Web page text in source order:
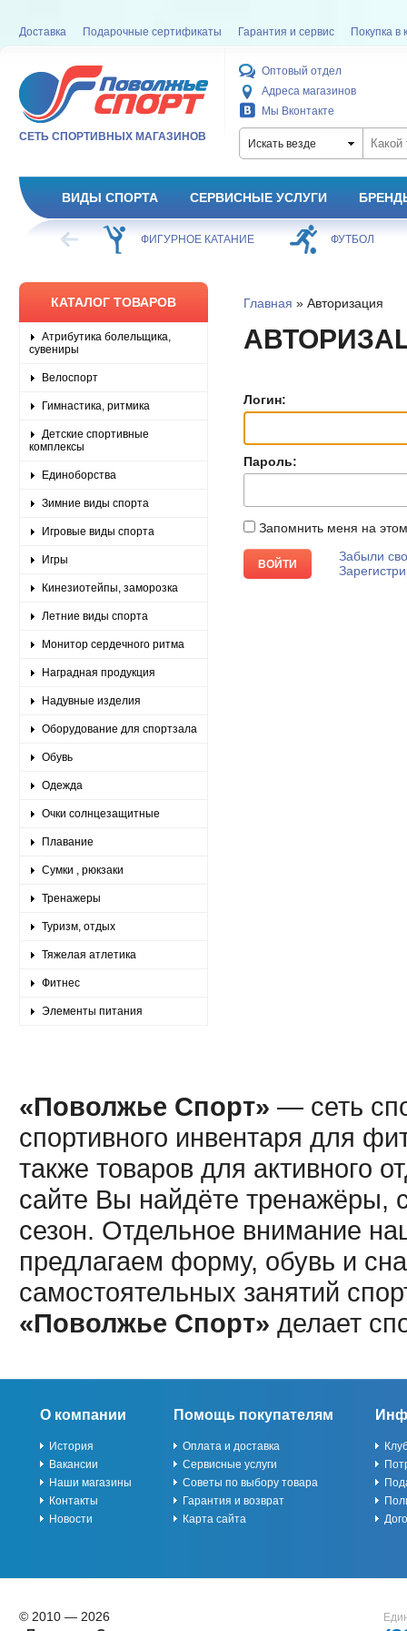
Доставка Подарочные сертификаты Гарантия и сервис Покупка в
СЕТЬ СПОРТИВНЫХ МАГАЗИНОВ
Оптовый отдел
Адреса магазинов
Мы Вконтакте
Искать везде
ВИДЫ СПОРТА СЕРВИСНЫЕ УСЛУГИ
ХОККЕЙ ФИГУРНОЕ КАТАНИЕ ФУТБОЛ
КАТАЛОГ ТОВАРОВ
Атрибутика болельщика,
сувениры
Велоспорт
Гимнастика, ритмика
Детские спортивные
комплексы
Единоборства
Зимние виды спорта
Игровые виды спорта
Игры
Кинезиотейпы, заморозка
Летние виды спорта
Монитор сердечного ритма
Наградная продукция
Надувные изделия
Оборудование для спортзала
Обувь
Одежда
Очки солнцезащитные
Плавание
Сумки , рюкзаки
Тренажеры
Туризм, отдых
Тяжелая атлетика
Фитнес
Элементы питания
Главная » Авторизация
Логин:
Пароль:
Запомнить меня на
Забыли
«Поволжье Спорт» — сеть
спортивного инвентаря для
также товаров для активного
сайте Вы найдёте тренажёры,
сезон. Отдельное внимание
предлагаем форму, обувь и
самостоятельных занятий
«Поволжье Спорт» делает
О компании
История
Вакансии
Наши магазины
Контакты
Новости
Помощь покупателям
Оплата и доставка
Сервисные услуги
Советы по выбору товара
Гарантия и возврат
Карта сайта
© 2010 — 2026